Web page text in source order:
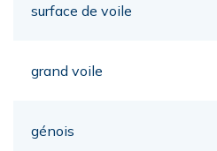
surface de voile
grand voile
génois